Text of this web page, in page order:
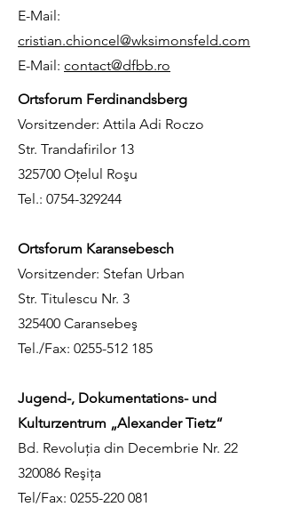
E-Mail:
cristian.chioncel@wksimonsfeld.com
E-Mail: contact@dfbb.ro
Ortsforum Ferdinandsberg
Vorsitzender: Attila Adi Roczo
Str. Trandafirilor 13
325700 Oţelul Roşu
Tel.: 0754-329244
Ortsforum Karansebesch
Vorsitzender: Stefan Urban
Str. Titulescu Nr. 3
325400 Caransebeş
Tel./Fax: 0255-512 185
Jugend-, Dokumentations- und
Kulturzentrum „Alexander Tietz“
Bd. Revoluția din Decembrie Nr. 22
320086 Reşiţa
Tel/Fax: 0255-220 081